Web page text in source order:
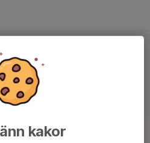
Arena
United DFF
D15
kakor